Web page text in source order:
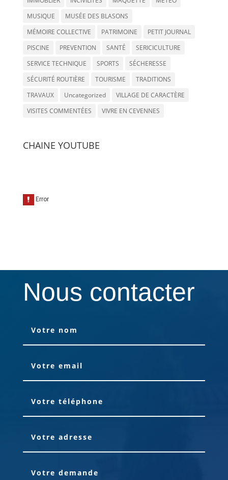
MUSIQUE
MUSÉE DES BLASONS
MÉMOIRE COLLECTIVE
PATRIMOINE
PETIT JOURNAL
PISCINE
PREVENTION SANTÉ
SERICICULTURE
SERVICE TECHNIQUE
SPORTS
SÉCHERESSE
SÉCURITÉ ROUTIÈRE
TOURISME
TRADITIONS
TRAVAUX
Uncategorized
VILLAGE DE CARACTÈRE
VISITES COMMENTÉES
VIVRE EN CEVENNES
CHAINE YOUTUBE
Nous contacter